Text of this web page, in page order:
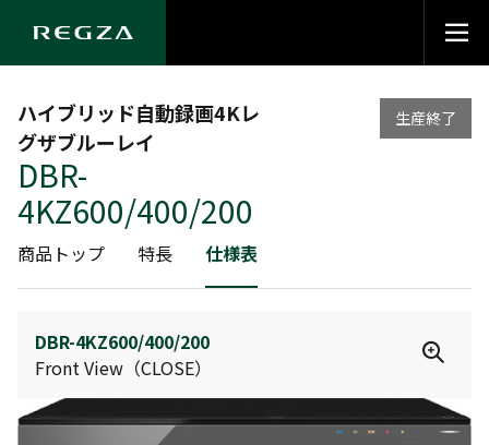
ハイブリッド自動録画4Kレ
グザブルーレイ
DBR-
4KZ600/400/200
生産終了
商品トップ 特長 仕様表
DBR-4KZ600/400/200
Front View（CLOSE）